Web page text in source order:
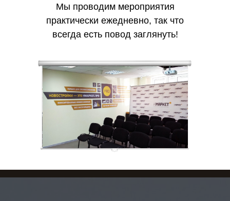
Мы проводим мероприятия
практически ежедневно, так что
всегда есть повод заглянуть!